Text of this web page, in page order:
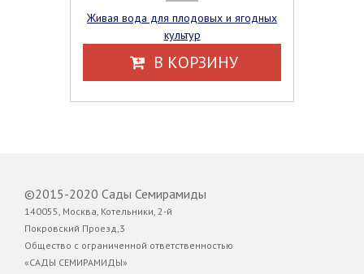
Живая вода для плодовых и ягодных
культур
В КОРЗИНУ
©2015-2020 Сады Семирамиды
140055, Москва, Котельники, 2-й
Покровский Проезд,3
Общество с ограниченной ответственностью
«САДЫ СЕМИРАМИДЫ»